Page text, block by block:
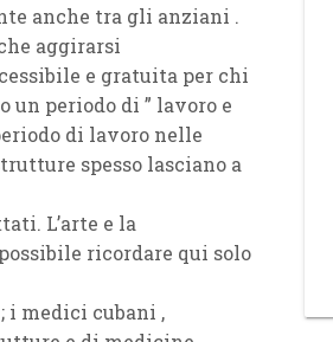
anche tra gli anziani .
aggirarsi
e gratuita per chi
periodo di ” lavoro e
di lavoro nelle
spesso lasciano a
L’arte e la
ricordare qui solo
i medici cubani ,